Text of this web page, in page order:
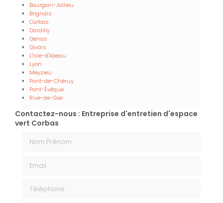
Bourgoin-Jallieu
Brignais
Corbas
Dardilly
Genas
Givors
L'Isle-d'Abeau
Lyon
Meyzieu
Pont-de-Chéruy
Pont-Évêque
Rive-de-Gier
Contactez-nous : Entreprise d'entretien d'espace
vert Corbas